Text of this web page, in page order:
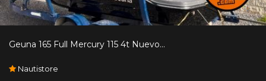
Geuna 165 Full Mercury 115 4t Nuevo...
Nautistore